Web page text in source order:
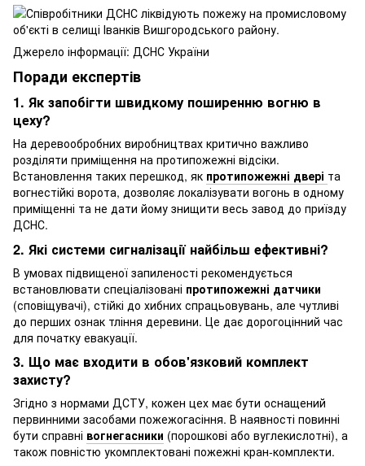
Джерело інформації: ДСНС України
Поради експертів
1. Як запобігти швидкому поширенню вогню в
цеху?
На деревообробних виробництвах критично важливо
розділяти приміщення на протипожежні відсіки.
Встановлення таких перешкод, як протипожежні двері та
вогнестійкі ворота, дозволяє локалізувати вогонь в одному
приміщенні та не дати йому знищити весь завод до приїзду
ДСНС.
2. Які системи сигналізації найбільш ефективні?
В умовах підвищеної запиленості рекомендується
встановлювати спеціалізовані протипожежні датчики
(сповіщувачі), стійкі до хибних спрацьовувань, але чутливі
до перших ознак тління деревини. Це дає дорогоцінний час
для початку евакуації.
3. Що має входити в обов'язковий комплект
захисту?
Згідно з нормами ДСТУ, кожен цех має бути оснащений
первинними засобами пожежогасіння. В наявності повинні
бути справні вогнегасники (порошкові або вуглекислотні), а
також повністю укомплектовані пожежні кран-комплекти.